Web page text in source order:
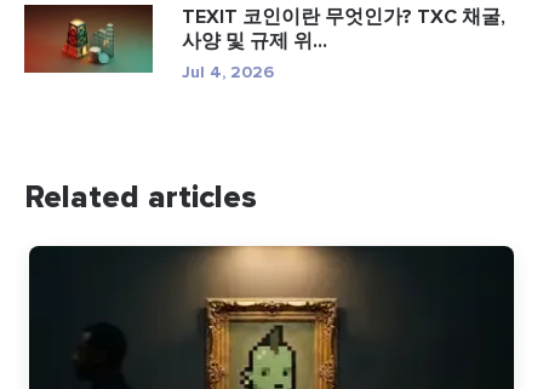
TEXIT 코인이란 무엇인가? TXC 채굴,
사양 및 규제 위...
Jul 4, 2026
Related articles